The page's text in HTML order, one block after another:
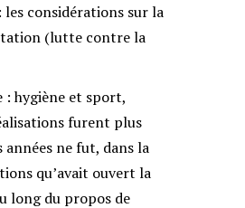
les considérations sur la
(lutte contre la
: hygiène et sport,
furent plus
années ne fut, dans la
qu’avait ouvert la
long du propos de